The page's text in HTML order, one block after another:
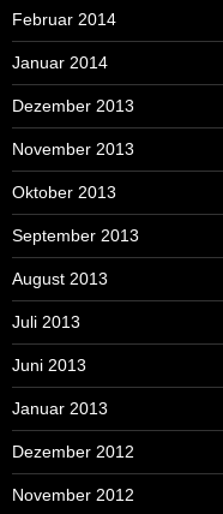
Februar 2014
Januar 2014
Dezember 2013
November 2013
Oktober 2013
September 2013
August 2013
Juli 2013
Juni 2013
Januar 2013
Dezember 2012
November 2012